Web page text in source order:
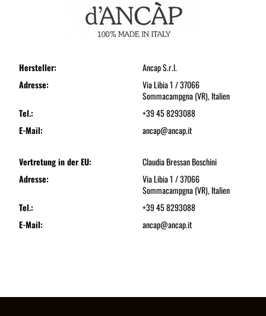
Hersteller:
Ancap S.r.l.
Adresse:
Via Libia 1 / 37066
Sommacampgna (VR), Italien
Tel.:
+39 45 8293088
E-Mail:
ancap@ancap.it
Vertretung in der EU:
Claudia Bressan Boschini
Adresse:
Via Libia 1 / 37066
Sommacampgna (VR), Italien
Tel.:
+39 45 8293088
E-Mail:
ancap@ancap.it